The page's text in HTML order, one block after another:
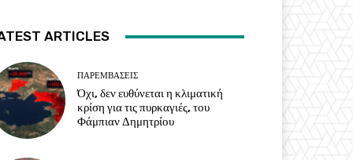
ARTICLES
ΠΑΡΕΜΒΑΣΕΙΣ
Όχι, δεν ευθύνεται η κλιματική
κρίση για τις πυρκαγιές, του
Φάμπιαν Δημητρίου